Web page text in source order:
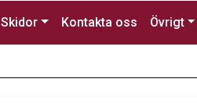
Skidor Kontakta oss Övrigt